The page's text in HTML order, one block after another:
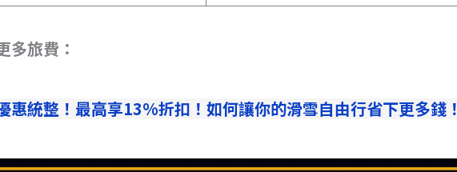
多旅費：
惠統整！最高享13%折扣！如何讓你的滑雪自由行省下更多錢！